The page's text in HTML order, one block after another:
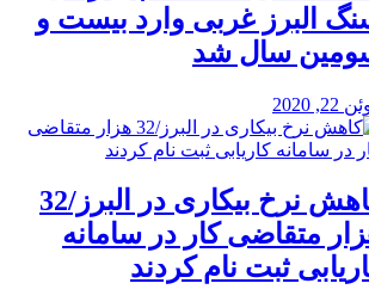
البرز غربی وارد بیست و
سال شد
2020
کاهش نرخ بیکاری در البرز/32
متقاضی کار در سامانه
ثبت نام کردند